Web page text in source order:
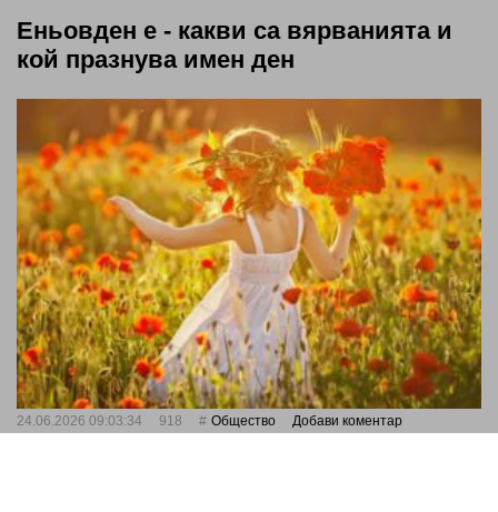
Еньовден е - какви са вярванията и
кой празнува имен ден
24.06.2026 09:03:34 918 Общество Добави коментар